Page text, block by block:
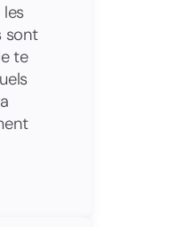
sont
te